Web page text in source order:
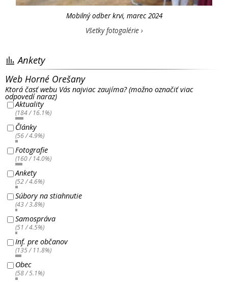
Mobilný odber krvi, marec 2024
Všetky fotogalérie ›
Ankety
Web Horné Orešany
Ktorá časť webu Vás najviac zaujíma? (možno označiť viac
odpovedí naraz)
Aktuality
(184 / 16.1%)
Články
(56 / 4.9%)
Fotografie
(160 / 14.0%)
Ankety
(52 / 4.6%)
Súbory na stiahnutie
(43 / 3.8%)
Samospráva
(51 / 4.5%)
Inf. pre občanov
(135 / 11.8%)
Obec
(58 / 5.1%)